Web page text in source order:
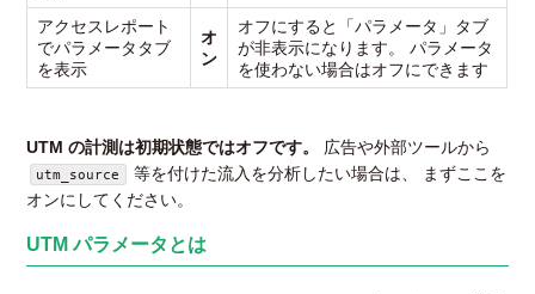
アクセスレポート
でパラメータタブ
を表示
オ
ン
オフにすると「パラメータ」タブ
が非表示になります。 パラメータ
を使わない場合はオフにできます
UTM の計測は初期状態ではオフです。 広告や外部ツールから
utm_source
等を付けた流入を分析したい場合は、 まずここを
オンにしてください。
UTM パラメータとは